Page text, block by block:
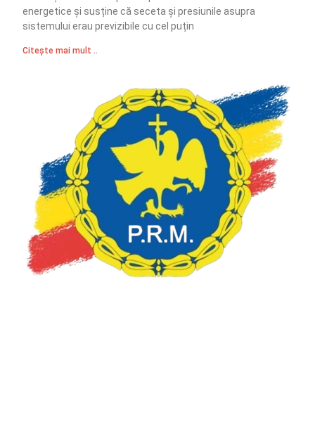
energetice și susține că seceta și presiunile asupra
sistemului erau previzibile cu cel puțin
Citește mai mult ..